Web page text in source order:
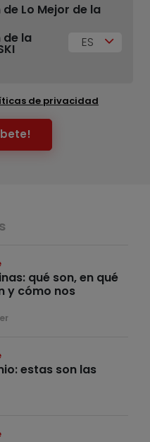
Lo Mejor de la
la
ES
de privacidad
qué son, en qué
y cómo nos
estas son las